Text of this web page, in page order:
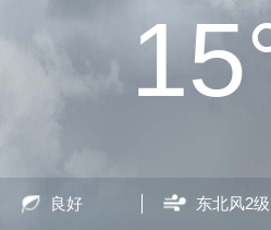
良好 东北风2级